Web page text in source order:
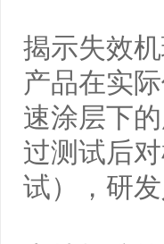
揭示失效
产品在实
速涂层下
过测试后
试），研